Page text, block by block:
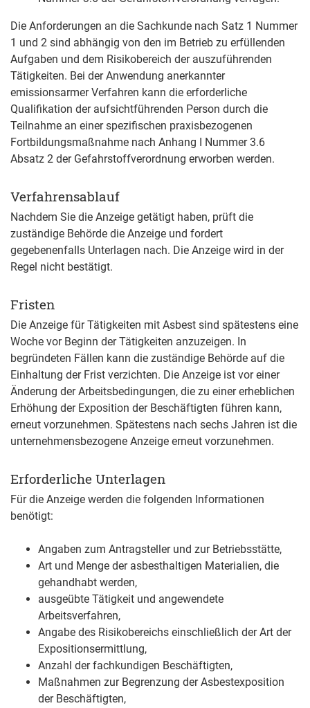
Die Anforderungen an die Sachkunde nach Satz 1 Nummer
1 und 2 sind abhängig von den im Betrieb zu erfüllenden
Aufgaben und dem Risikobereich der auszuführenden
Tätigkeiten. Bei der Anwendung anerkannter
emissionsarmer Verfahren kann die erforderliche
Qualifikation der aufsichtführenden Person durch die
Teilnahme an einer spezifischen praxisbezogenen
Fortbildungsmaßnahme nach Anhang I Nummer 3.6
Absatz 2 der Gefahrstoffverordnung erworben werden.
Verfahrensablauf
Nachdem Sie die Anzeige getätigt haben, prüft die
zuständige Behörde die Anzeige und fordert
gegebenenfalls Unterlagen nach. Die Anzeige wird in der
Regel nicht bestätigt.
Fristen
Die Anzeige für Tätigkeiten mit Asbest sind spätestens eine
Woche vor Beginn der Tätigkeiten anzuzeigen. In
begründeten Fällen kann die zuständige Behörde auf die
Einhaltung der Frist verzichten. Die Anzeige ist vor einer
Änderung der Arbeitsbedingungen, die zu einer erheblichen
Erhöhung der Exposition der Beschäftigten führen kann,
erneut vorzunehmen. Spätestens nach sechs Jahren ist die
unternehmensbezogene Anzeige erneut vorzunehmen.
Erforderliche Unterlagen
Für die Anzeige werden die folgenden Informationen
benötigt:
Angaben zum Antragsteller und zur Betriebsstätte,
Art und Menge der asbesthaltigen Materialien, die
gehandhabt werden,
ausgeübte Tätigkeit und angewendete
Arbeitsverfahren,
Angabe des Risikobereichs einschließlich der Art der
Expositionsermittlung,
Anzahl der fachkundigen Beschäftigten,
Maßnahmen zur Begrenzung der Asbestexposition
der Beschäftigten,